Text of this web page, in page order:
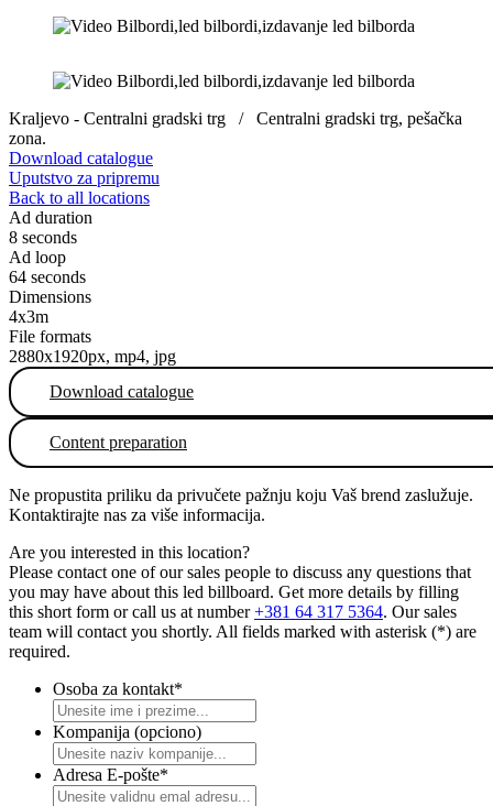
Kraljevo - Centralni gradski trg / Centralni gradski trg, pešačka
zona.
Download catalogue
Uputstvo za pripremu
Back to all locations
Ad duration
8 seconds
Ad loop
64 seconds
Dimensions
4x3m
File formats
2880x1920px, mp4, jpg
Download catalogue
Content preparation
Ne propustita priliku da privučete pažnju koju Vaš brend zaslužuje.
Kontaktirajte nas za više informacija.
Are you interested in this location?
Please contact one of our sales people to discuss any questions that
you may have about this led billboard. Get more details by filling
this short form or call us at number+381 64 317 5364. Our sales
team will contact you shortly. All fields marked with asterisk (*) are
required.
Osoba za kontakt*
Kompanija (opciono)
Adresa E-pošte*